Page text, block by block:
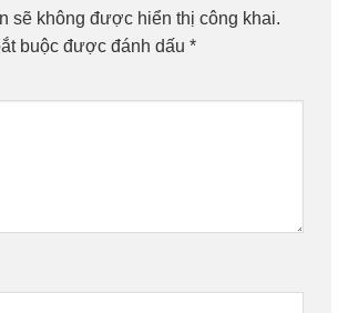
sẽ không được hiển thị công khai.
buộc được đánh dấu *